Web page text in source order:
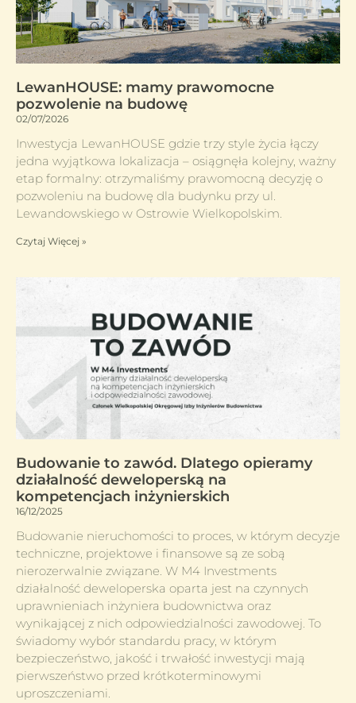
LewanHOUSE: mamy prawomocne
pozwolenie na budowę
02/07/2026
Inwestycja LewanHOUSE gdzie trzy style życia łączy
jedna wyjątkowa lokalizacja – osiągnęła kolejny, ważny
etap formalny: otrzymaliśmy prawomocną decyzję o
pozwoleniu na budowę dla budynku przy ul.
Lewandowskiego w Ostrowie Wielkopolskim.
Czytaj Więcej »
Budowanie to zawód. Dlatego opieramy
działalność deweloperską na
kompetencjach inżynierskich
16/12/2025
Budowanie nieruchomości to proces, w którym decyzje
techniczne, projektowe i finansowe są ze sobą
nierozerwalnie związane. W M4 Investments
działalność deweloperska oparta jest na czynnych
uprawnieniach inżyniera budownictwa oraz
wynikającej z nich odpowiedzialności zawodowej. To
świadomy wybór standardu pracy, w którym
bezpieczeństwo, jakość i trwałość inwestycji mają
pierwszeństwo przed krótkoterminowymi
uproszczeniami.